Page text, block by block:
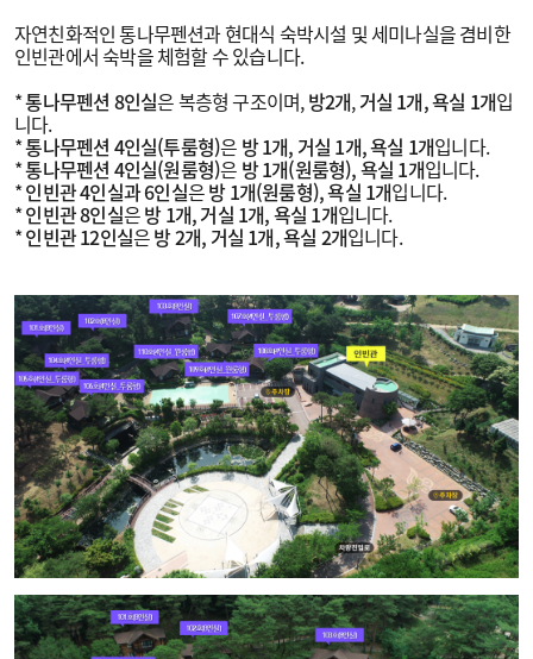
자연친화적인 통나무펜션과 현대식 숙박시설 및 세미나실을 겸비한
인빈관에서 숙박을 체험할 수 있습니다.
*통나무펜션 8인실은 복층형 구조이며,방2개,거실 1개, 욕실 1개입
니다.
*통나무펜션 4인실(투룸형)은 방 1개, 거실 1개, 욕실 1개입니다.
*통나무펜션 4인실(원룸형)은 방 1개(원룸형), 욕실 1개입니다.
*인빈관 4인실과 6인실은방 1개(원룸형), 욕실 1개입니다.
*인빈관 8인실은방 1개, 거실 1개, 욕실 1개입니다.
*인빈관 12인실은방 2개, 거실 1개, 욕실 2개입니다.